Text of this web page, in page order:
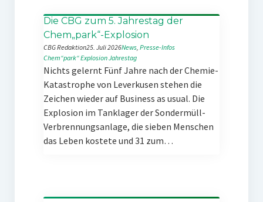
Die CBG zum 5. Jahrestag der
Chem„park“-Explosion
CBG Redaktion25. Juli 2026News, Presse-Infos
Chem“park“ExplosionJahrestag
Nichts gelernt Fünf Jahre nach der Chemie-
Katastrophe von Leverkusen stehen die
Zeichen wieder auf Business as usual. Die
Explosion im Tanklager der Sondermüll-
Verbrennungsanlage, die sieben Menschen
das Leben kostete und 31 zum…